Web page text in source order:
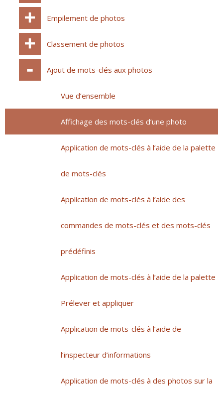
Empilement de photos
Classement de photos
Ajout de mots-clés aux photos
Vue d’ensemble
Affichage des mots-clés d’une photo
Application de mots-clés à l’aide de la palette
de mots-clés
Application de mots-clés à l’aide des
commandes de mots-clés et des mots-clés
prédéfinis
Application de mots-clés à l’aide de la palette
Prélever et appliquer
Application de mots-clés à l’aide de
l’inspecteur d’informations
Application de mots-clés à des photos sur la